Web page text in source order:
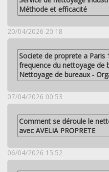
Méthode et efficacité
20/04/2026 20:18
Societe de proprete a Paris
frequence du nettoyage de
Nettoyage de bureaux -
07/04/2026 00:53
Comment se déroule le
avec AVELIA PROPRETE
06/04/2026 15:52